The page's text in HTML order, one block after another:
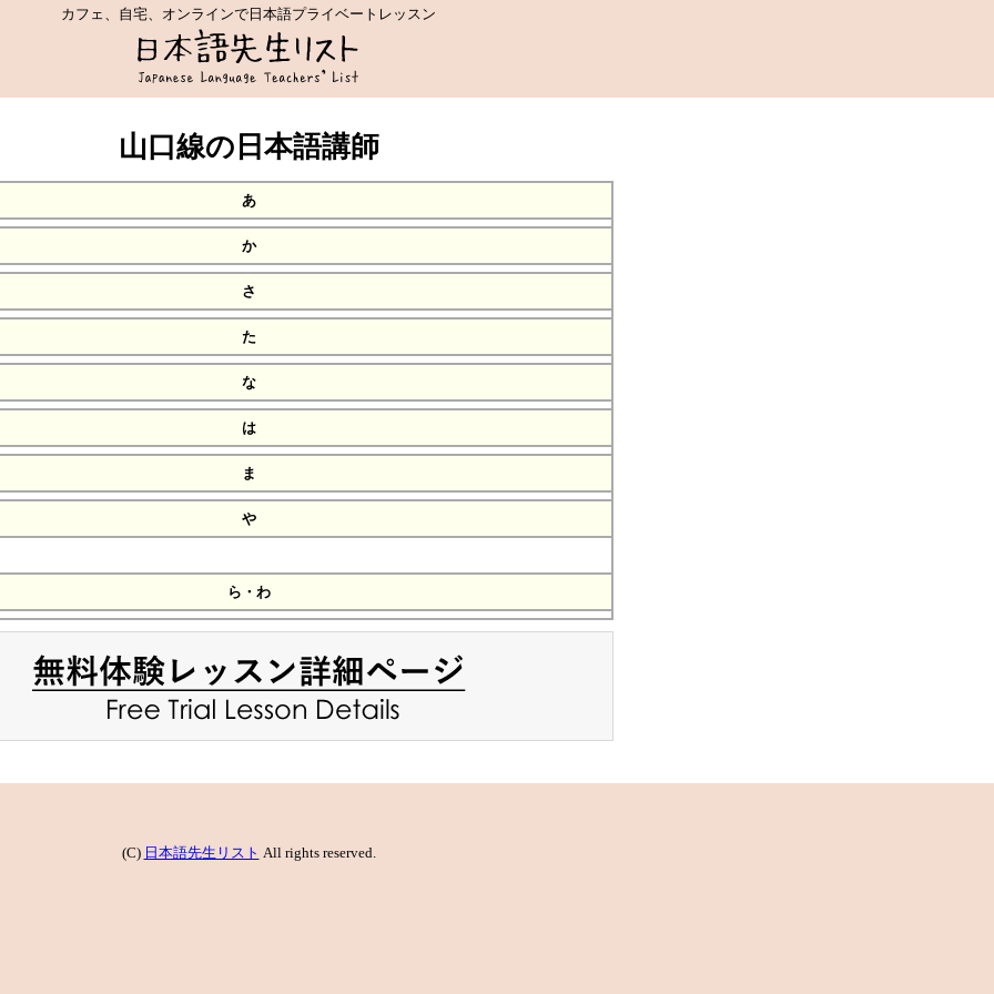
カフェ、自宅、オンラインで日本語プライベートレッスン
山口線の日本語講師
あ
か
さ
た
な
は
ま
や
ら・わ
(C) 日本語先生リスト All rights reserved.